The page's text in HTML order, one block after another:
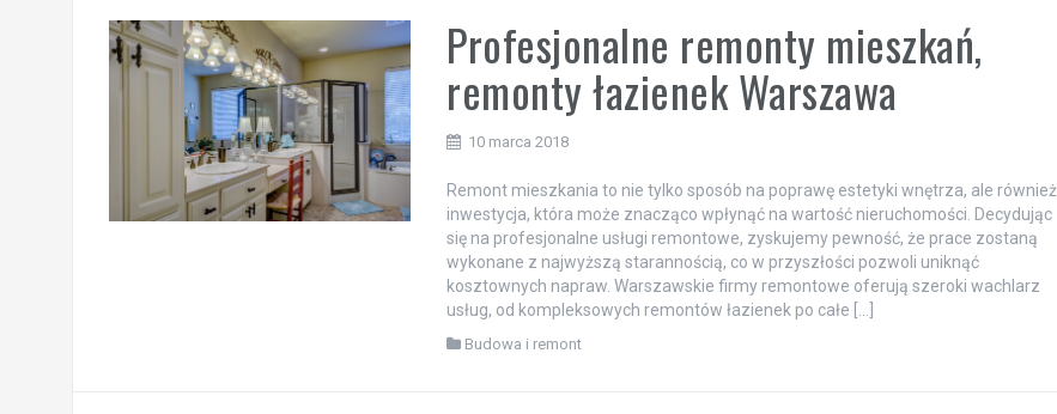
Profesjonalne remonty mieszkań,
remonty łazienek Warszawa
10 marca 2018
Remont mieszkania to nie tylko sposób na poprawę estetyki wnętrza, ale również
inwestycja, która może znacząco wpłynąć na wartość nieruchomości. Decydując
się na profesjonalne usługi remontowe, zyskujemy pewność, że prace zostaną
wykonane z najwyższą starannością, co w przyszłości pozwoli uniknąć
kosztownych napraw. Warszawskie firmy remontowe oferują szeroki wachlarz
usług, od kompleksowych remontów łazienek po całe […]
Budowa i remont